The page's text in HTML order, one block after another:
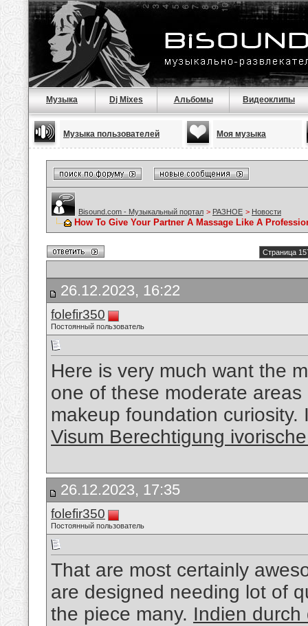
Музыка Dj Mixes Альбомы Видеоклипы
Музыка пользователей Моя музыка
Bisound.com - Музыкальный портал > РАЗНОЕ > Новости
How To Give Your Partner A Massage Like A
Страница
26.12.2023, 16:22
folefir350
Постоянный пользователь
Here is very much want the
one of these moderate
makeup foundation
Visum Berechtigung
26.12.2023, 17:35
folefir350
Постоянный пользователь
That are most certainly
are designed needing lot of
the piece many. Indien